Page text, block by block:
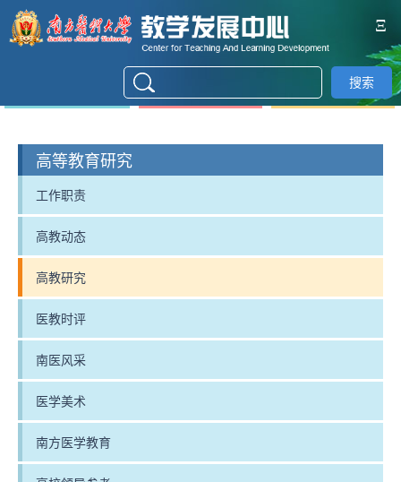
Ξ
搜索
高等教育研究
工作职责
高教动态
高教研究
医教时评
南医风采
医学美术
南方医学教育